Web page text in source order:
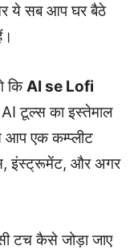
ये सब आप घर बैठे
किAI se Lofi
टूल्स का इस्तेमाल
एक कम्प्लीट
इंस्ट्रूमेंट, और अगर
टच कैसे जोड़ा जाए